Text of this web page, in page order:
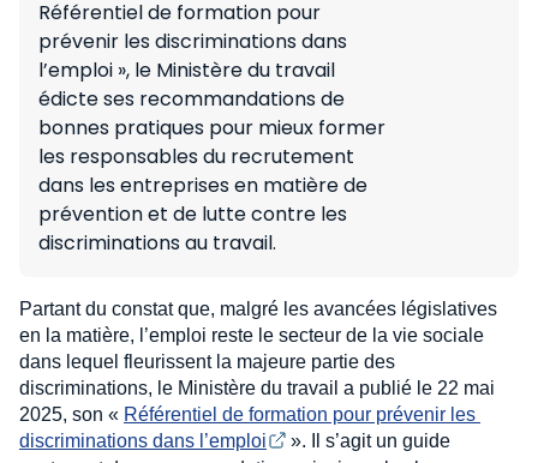
Référentiel de formation pour
prévenir les discriminations dans
l’emploi », le Ministère du travail
édicte ses recommandations de
bonnes pratiques pour mieux former
les responsables du recrutement
dans les entreprises en matière de
prévention et de lutte contre les
discriminations au travail.
Partant du constat que, malgré les avancées législatives
en la matière, l’emploi reste le secteur de la vie sociale
dans lequel fleurissent la majeure partie des
discriminations, le Ministère du travail a publié le 22 mai
2025, son « Référentiel de formation pour prévenir les
discriminations dans l’emploi
». Il s’agit un guide